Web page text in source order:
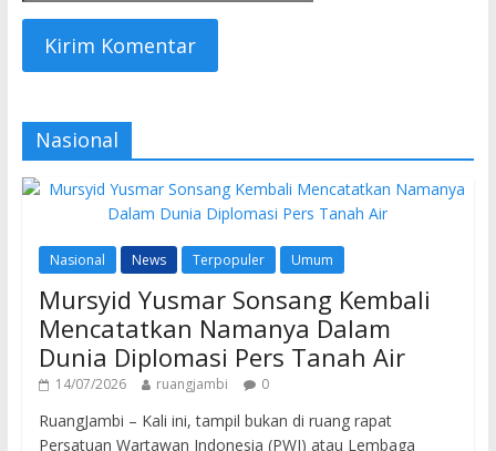
Nasional
Nasional News Terpopuler Umum
Mursyid Yusmar Sonsang Kembali
Mencatatkan Namanya Dalam
Dunia Diplomasi Pers Tanah Air
14/07/2026 ruangjambi 0
RuangJambi – Kali ini, tampil bukan di ruang rapat
Persatuan Wartawan Indonesia (PWI) atau Lembaga